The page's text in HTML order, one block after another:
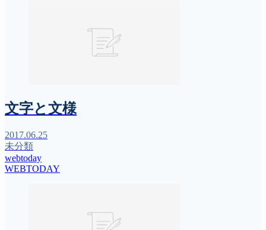
文字と文様
2017.06.25
未分類
webtoday
WEBTODAY